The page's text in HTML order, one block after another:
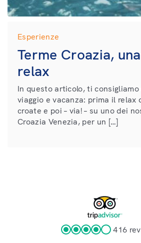
Esperienze
Terme Croazia,
relax
In questo articolo, ti consigliamo
viaggio e vacanza: prima il relax
croate e poi – via! – su uno dei
Croazia Venezia, per un […]
416